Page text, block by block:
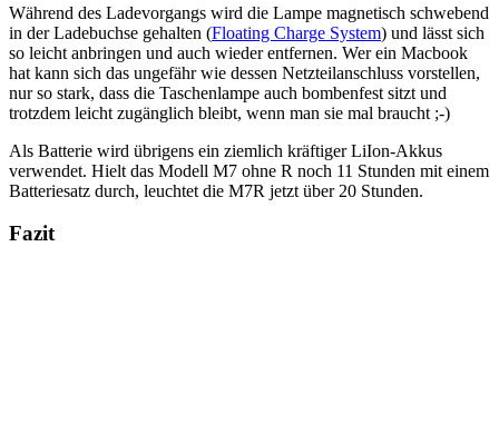
Während des Ladevorgangs wird die Lampe magnetisch schwebend
in der Ladebuchse gehalten (Floating Charge System) und lässt sich
so leicht anbringen und auch wieder entfernen. Wer ein Macbook
hat kann sich das ungefähr wie dessen Netzteilanschluss vorstellen,
nur so stark, dass die Taschenlampe auch bombenfest sitzt und
trotzdem leicht zugänglich bleibt, wenn man sie mal braucht ;-)
Als Batterie wird übrigens ein ziemlich kräftiger LiIon-Akkus
verwendet. Hielt das Modell M7 ohne R noch 11 Stunden mit einem
Batteriesatz durch, leuchtet die M7R jetzt über 20 Stunden.
Fazit